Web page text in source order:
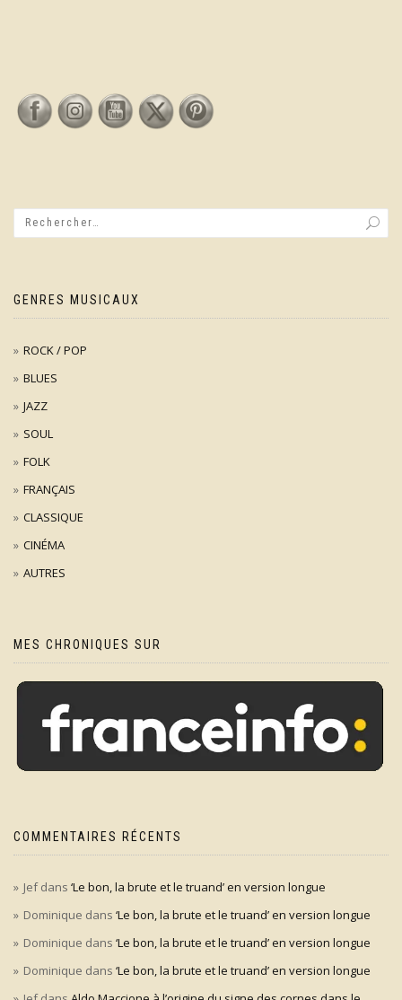
GENRES MUSICAUX
ROCK / POP
BLUES
JAZZ
SOUL
FOLK
FRANÇAIS
CLASSIQUE
CINÉMA
AUTRES
MES CHRONIQUES SUR
COMMENTAIRES RÉCENTS
Jefdans ‘Le bon, la brute et le truand’ en version longue
Dominique dans ‘Le bon, la brute et le truand’ en version longue
Dominique dans ‘Le bon, la brute et le truand’ en version longue
Dominique dans ‘Le bon, la brute et le truand’ en version longue